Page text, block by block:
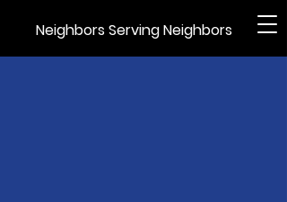
Neighbors Serving Neighbors